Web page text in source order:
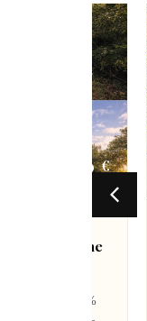
820000 €
en pleine
100%